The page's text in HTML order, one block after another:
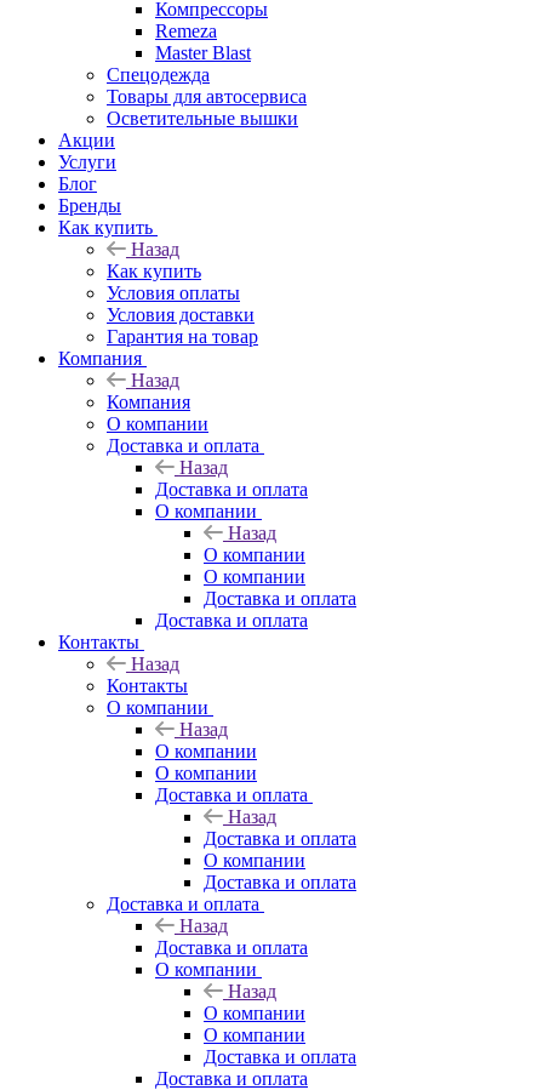
Компрессоры
Remeza
Master Blast
Спецодежда
Товары для автосервиса
Осветительные вышки
Акции
Услуги
Блог
Бренды
Как купить
Назад
Как купить
Условия оплаты
Условия доставки
Гарантия на товар
Компания
Назад
Компания
О компании
Доставка и оплата
Назад
Доставка и оплата
О компании
Назад
О компании
О компании
Доставка и оплата
Доставка и оплата
Контакты
Назад
Контакты
О компании
Назад
О компании
О компании
Доставка и оплата
Назад
Доставка и оплата
О компании
Доставка и оплата
Доставка и оплата
Назад
Доставка и оплата
О компании
Назад
О компании
О компании
Доставка и оплата
Доставка и оплата